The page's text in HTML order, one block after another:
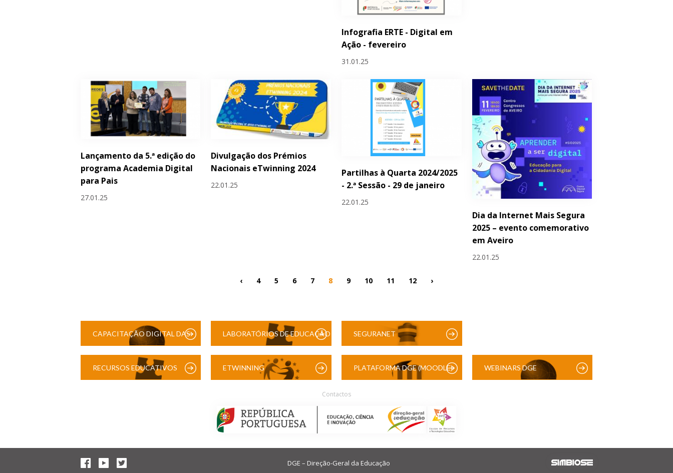
Infografia ERTE - Digital em
Ação - fevereiro
31.01.25
Lançamento da 5.ª edição do
programa Academia Digital
para Pais
27.01.25
Divulgação dos Prémios
Nacionais eTwinning 2024
22.01.25
Partilhas à Quarta 2024/2025
- 2.ª Sessão - 29 de janeiro
22.01.25
Dia da Internet Mais Segura
2025 – evento comemorativo
em Aveiro
22.01.25
‹ 4 5 6 7 8 9 10 11 12 ›
CAPACITAÇÃO DIGITAL DAS LABORATÓRIOS DE EDUCAÇÃO SEGURANET
RECURSOS EDUCATIVOS ETWINNING PLATAFORMA DGE (MOODLE) WEBINARS DGE
Contactos
DGE – Direção-Geral da Educação